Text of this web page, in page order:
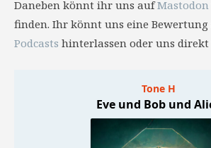
Daneben könnt ihr uns aufMastodon
finden. Ihr könnt uns eine
Podcasts hinterlassen oder uns direkt